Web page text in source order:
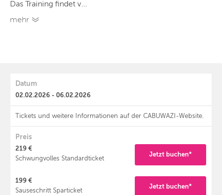
Das Training findet v...
mehr
Datum
02.02.2026 - 06.02.2026
Tickets und weitere Informationen auf der CABUWAZI-Website.
Preis
219 €
Schwungvolles Standardticket
Jetzt buchen*
199 €
Sauseschritt Sparticket
Jetzt buchen*